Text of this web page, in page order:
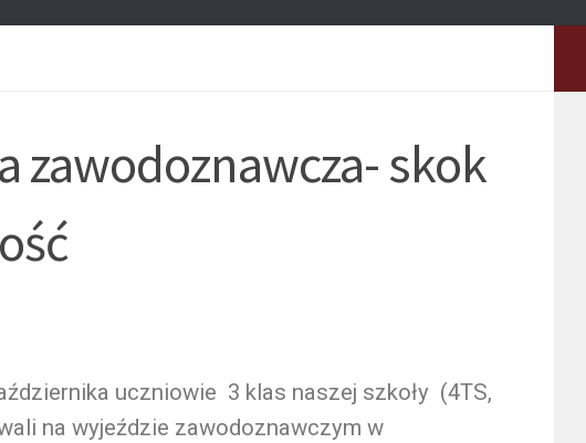
zawodoznawcza- skok
uczniowie 3 klas naszej szkoły (4TS,
na wyjeździe zawodoznawczym w